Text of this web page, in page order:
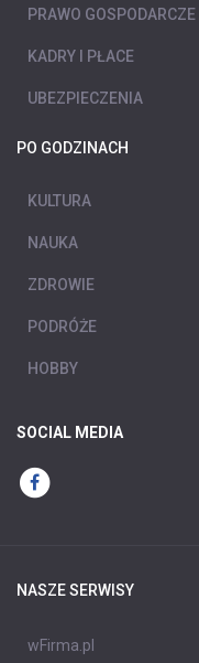
PRAWO GOSPODARCZE
KADRY I PŁACE
UBEZPIECZENIA
PO GODZINACH
KULTURA
NAUKA
ZDROWIE
PODRÓŻE
HOBBY
SOCIAL MEDIA
NASZE SERWISY
wFirma.pl